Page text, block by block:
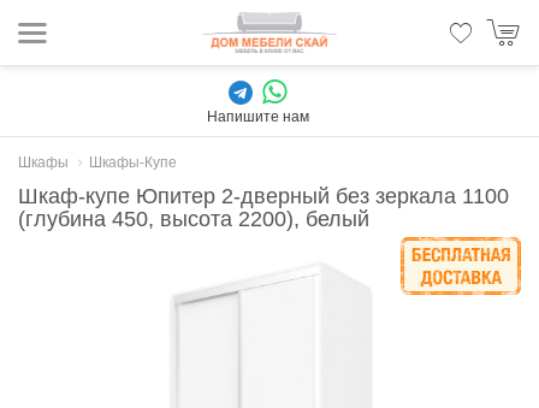
Напишите нам
Шкафы Шкафы-Купе
Шкаф-купе Юпитер 2-дверный без зеркала 1100
(глубина 450, высота 2200), белый